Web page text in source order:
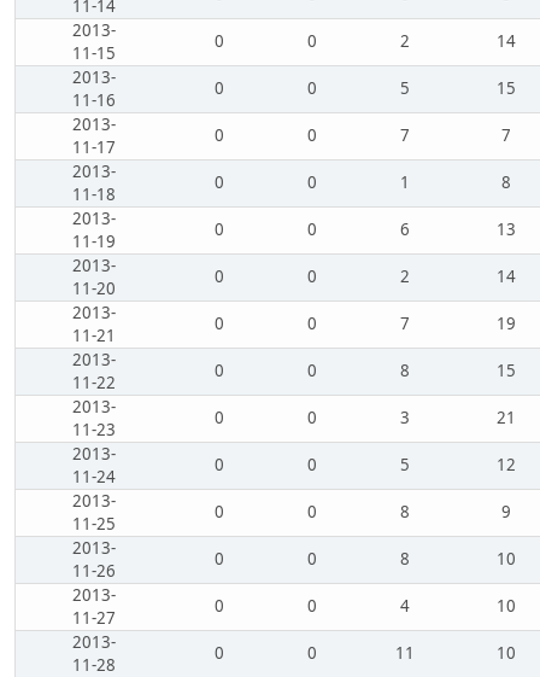
11-14
2013-
11-15
0 0 2
14
2013-
11-16
0 0 5
15
2013-
11-17
0 0 7
7
2013-
11-18
0 0 1
8
2013-
11-19
0 0 6
13
2013-
11-20
0 0 2
14
2013-
11-21
0 0 7
19
2013-
11-22
0 0 8
15
2013-
11-23
0 0 3
21
2013-
11-24
0 0 5
12
2013-
11-25
0 0 8
9
2013-
11-26
0 0 8
10
2013-
11-27
0 0 4
10
2013-
11-28
0 0 11
10